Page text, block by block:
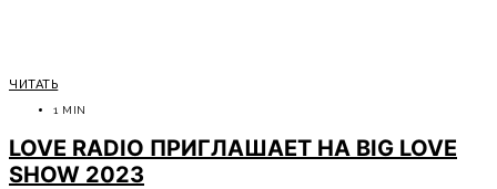
ЧИТАТЬ
1 MIN
LOVE RADIO ПРИГЛАШАЕТ НА BIG LOVE
SHOW 2023